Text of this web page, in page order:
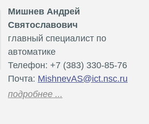
Мишнев Андрей
Святославович
главный специалист по
автоматике
Телефон: +7 (383) 330-85-76
Почта: MishnevAS@ict.nsc.ru
подробнее ...